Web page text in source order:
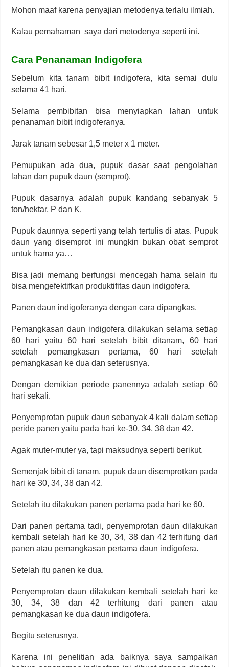
Mohon maaf karena penyajian metodenya terlalu ilmiah.
Kalau pemahaman saya dari metodenya seperti ini.
Cara Penanaman Indigofera
Sebelum kita tanam bibit indigofera, kita semai dulu
selama 41 hari.
Selama pembibitan bisa menyiapkan lahan untuk
penanaman bibit indigoferanya.
Jarak tanam sebesar 1,5 meter x 1 meter.
Pemupukan ada dua, pupuk dasar saat pengolahan
lahan dan pupuk daun (semprot).
Pupuk dasarnya adalah pupuk kandang sebanyak 5
ton/hektar, P dan K.
Pupuk daunnya seperti yang telah tertulis di atas. Pupuk
daun yang disemprot ini mungkin bukan obat semprot
untuk hama ya…
Bisa jadi memang berfungsi mencegah hama selain itu
bisa mengefektifkan produktifitas daun indigofera.
Panen daun indigoferanya dengan cara dipangkas.
Pemangkasan daun indigofera dilakukan selama setiap
60 hari yaitu 60 hari setelah bibit ditanam, 60 hari
setelah pemangkasan pertama, 60 hari setelah
pemangkasan ke dua dan seterusnya.
Dengan demikian periode panennya adalah setiap 60
hari sekali.
Penyemprotan pupuk daun sebanyak 4 kali dalam setiap
peride panen yaitu pada hari ke-30, 34, 38 dan 42.
Agak muter-muter ya, tapi maksudnya seperti berikut.
Semenjak bibit di tanam, pupuk daun disemprotkan pada
hari ke 30, 34, 38 dan 42.
Setelah itu dilakukan panen pertama pada hari ke 60.
Dari panen pertama tadi, penyemprotan daun dilakukan
kembali setelah hari ke 30, 34, 38 dan 42 terhitung dari
panen atau pemangkasan pertama daun indigofera.
Setelah itu panen ke dua.
Penyemprotan daun dilakukan kembali setelah hari ke
30, 34, 38 dan 42 terhitung dari panen atau
pemangkasan ke dua daun indigofera.
Begitu seterusnya.
Karena ini penelitian ada baiknya saya sampaikan